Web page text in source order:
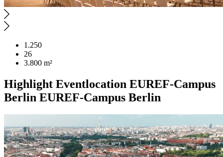
1.250
26
3.800 m²
Highlight Eventlocation EUREF-Campus
Berlin EUREF-Campus Berlin